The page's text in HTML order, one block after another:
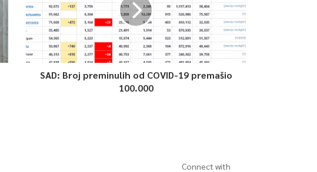
SAD: Broj preminulih od COVID-19 premašio
100.000
Connect with